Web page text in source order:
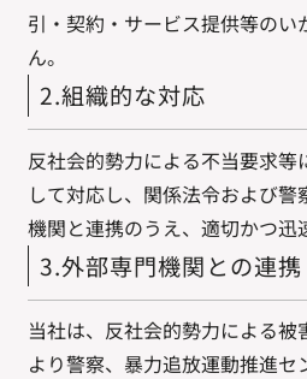
引・契約・サービス提供等のい
ん。
2.組織的な対応
反社会的勢力による不当要求等
して対応し、関係法令および
機関と連携のうえ、適切かつ迅
3.外部専門機関との連携
当社は、反社会的勢力による
より警察、暴力追放運動推進